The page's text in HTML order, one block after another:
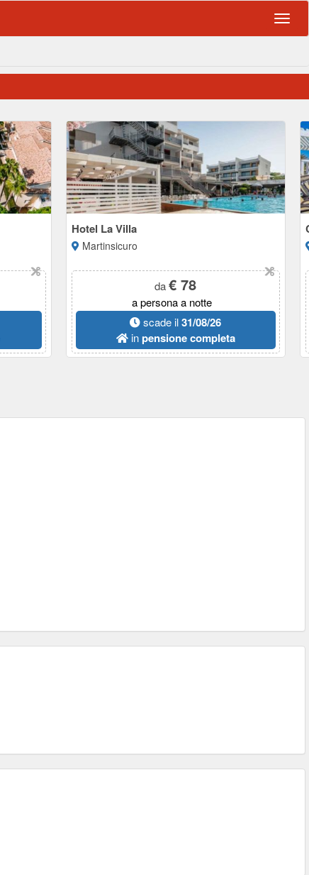
Hotel La Villa
Martinsicuro
da€ 78
a persona a notte
scade il31/08/26
inpensione completa